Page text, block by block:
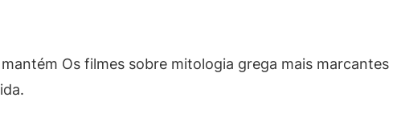
Os filmes sobre mitologia grega mais marcantes